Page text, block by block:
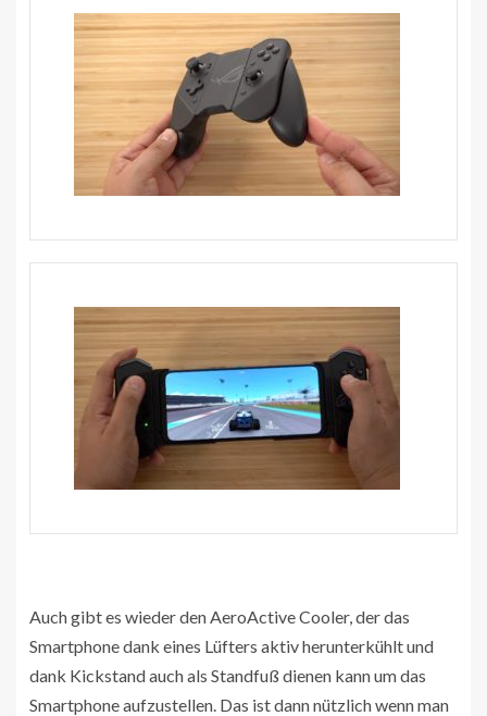
Auch gibt es wieder den AeroActive Cooler, der das
Smartphone dank eines Lüfters aktiv herunterkühlt und
dank Kickstand auch als Standfuß dienen kann um das
Smartphone aufzustellen. Das ist dann nützlich wenn man